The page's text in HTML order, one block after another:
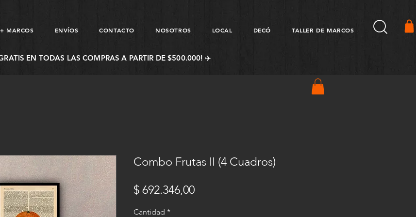
+ MARCOS ENVÍOS CONTACTO NOSOTROS LOCAL DECÓ TALLER DE MARCOS
EN TODAS LAS COMPRAS A PARTIR DE $500.000! ✈️
Combo Frutas II (4 Cuadros)
$ 692.346,00Precio
Cantidad *